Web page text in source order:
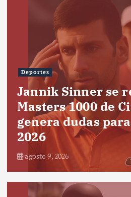
Deportes
Jannik Sinner se
Masters 1000 de
genera dudas
2026
agosto 9, 2026